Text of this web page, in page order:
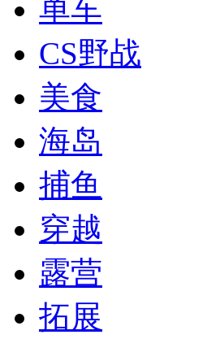
单车
CS野战
美食
海岛
捕鱼
穿越
露营
拓展